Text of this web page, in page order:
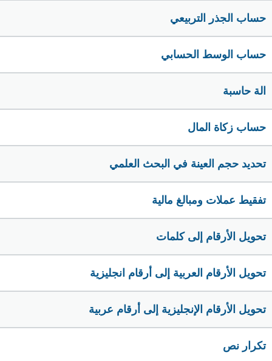
حساب الجذر التربيعي
حساب الوسط الحسابي
الة حاسبة
حساب زكاة المال
تحديد حجم العينة في البحث العلمي
تفقيط عملات ومبالغ مالية
تحويل الأرقام إلى كلمات
تحويل الأرقام العربية إلى أرقام انجليزية
تحويل الأرقام الإنجليزية إلى أرقام عربية
تكرار نص